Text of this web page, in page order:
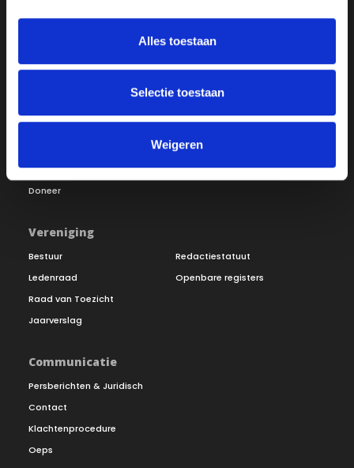
Alles toestaan
Selectie toestaan
Weigeren
Onze missie
Inloggen
Doneer
Steunbetuigingen
Vacatures
Vereniging
Bestuur
Ledenraad
Raad van Toezicht
Jaarverslag
Redactiestatuut
Openbare registers
Communicatie
Persberichten & Juridisch
Contact
Klachtenprocedure
Oeps